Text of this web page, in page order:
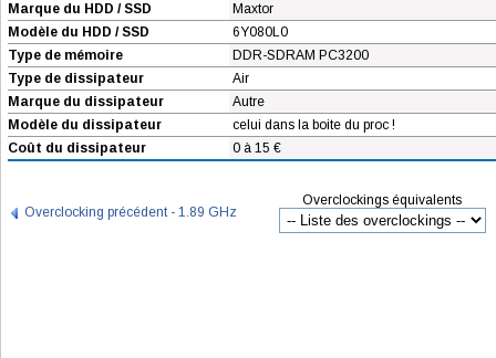
Marque du HDD / SSD
Maxtor
Modèle du HDD / SSD
6Y080L0
Type de mémoire
DDR-SDRAM PC3200
Type de dissipateur
Air
Marque du dissipateur
Autre
Modèle du dissipateur
celui dans la boite du proc !
Coût du dissipateur
0 à 15 €
Overclocking précédent - 1.89 GHz
Overclockings équivalents